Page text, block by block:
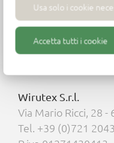
Usa solo i cookie
Accetta tutti i cookie
Wirutex S.r.l.
Via Mario Ricci, 28 -
Tel. +39 (0)721